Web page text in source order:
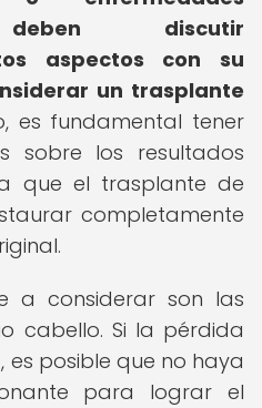
deben discutir
aspectos con su
un trasplante
es fundamental tener
sobre los resultados
que el trasplante de
completamente
a considerar son las
cabello. Si la pérdida
es posible que no haya
para lograr el